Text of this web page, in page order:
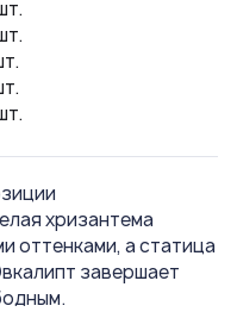
хризантема
оттенками, а статица
завершает